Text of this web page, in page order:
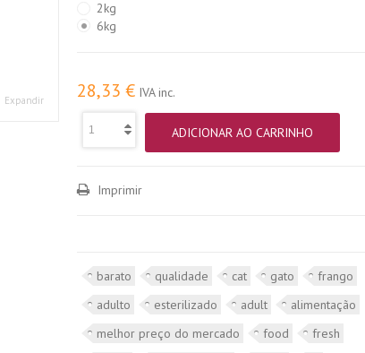
Expandir
2kg
6kg
28,33 € IVA inc.
ADICIONAR AO CARRINHO
Imprimir
barato qualidade cat gato
frango
adulto
esterilizado adult
alimentação
melhor preço do mercado
food
fresh